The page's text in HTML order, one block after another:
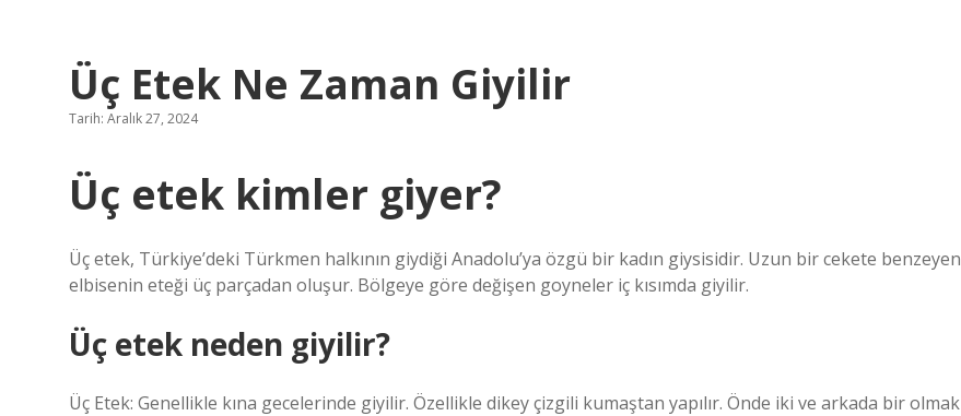
Üç Etek Ne Zaman Giyilir
Tarih: Aralık 27, 2024
Üç etek kimler giyer?
Üç etek, Türkiye’deki Türkmen halkının giydiği Anadolu’ya özgü bir kadın giysisidir. Uzun bir cekete benzeyen
elbisenin eteği üç parçadan oluşur. Bölgeye göre değişen goyneler iç kısımda giyilir.
Üç etek neden giyilir?
Üç Etek: Genellikle kına gecelerinde giyilir. Özellikle dikey çizgili kumaştan yapılır. Önde iki ve arkada bir olmak